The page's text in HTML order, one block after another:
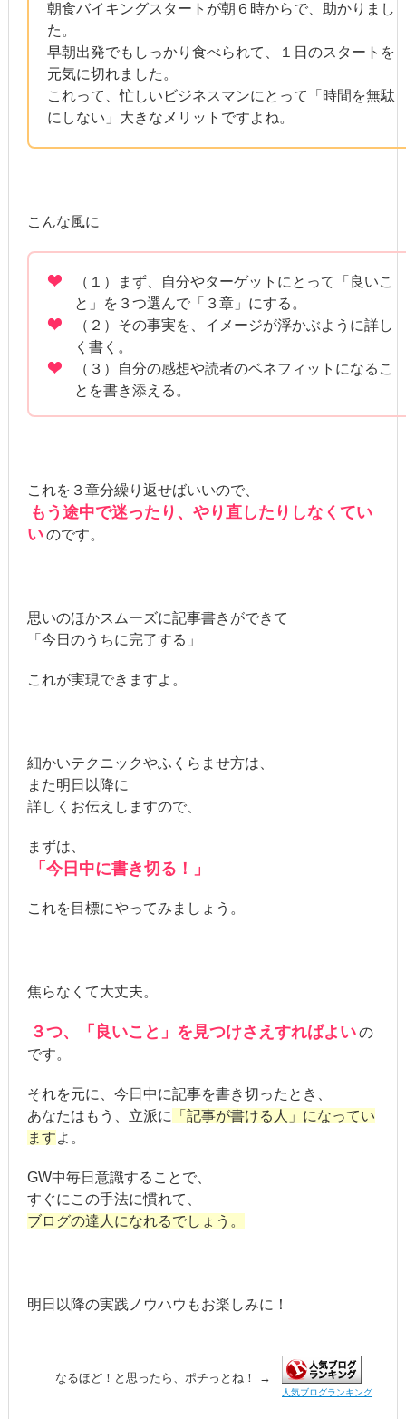
朝食バイキングスタートが朝６時からで、助かりまし
た。
早朝出発でもしっかり食べられて、１日のスタートを
元気に切れました。
これって、忙しいビジネスマンにとって「時間を無駄
にしない」大きなメリットですよね。
こんな風に
（１）まず、自分やターゲットにとって「良いこ
と」を３つ選んで「３章」にする。
（２）その事実を、イメージが浮かぶように詳し
く書く。
（３）自分の感想や読者のベネフィットになるこ
とを書き添える。
これを３章分繰り返せばいいので、
もう途中で迷ったり、やり直したりしなくてい
いのです。
思いのほかスムーズに記事書きができて
「今日のうちに完了する」
これが実現できますよ。
細かいテクニックやふくらませ方は、
また明日以降に
詳しくお伝えしますので、
まずは、
「今日中に書き切る！」
これを目標にやってみましょう。
焦らなくて大丈夫。
３つ、「良いこと」を見つけさえすればよいの
です。
それを元に、今日中に記事を書き切ったとき、
あなたはもう、立派に
「記事が書ける人」になってい
ますよ。
GW中毎日意識することで、
すぐにこの手法に慣れて、
ブログの達人になれるでしょう。
明日以降の実践ノウハウもお楽しみに！
なるほど！と思ったら、ポチっとね！ →
人気ブログランキング